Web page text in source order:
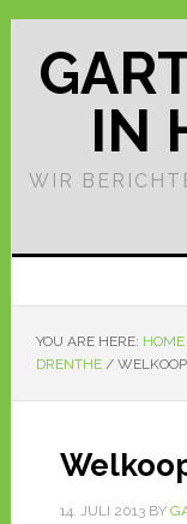
IN
WIR
YOU ARE HERE: HOME
DRENTHE /
14. JULI 2013BY